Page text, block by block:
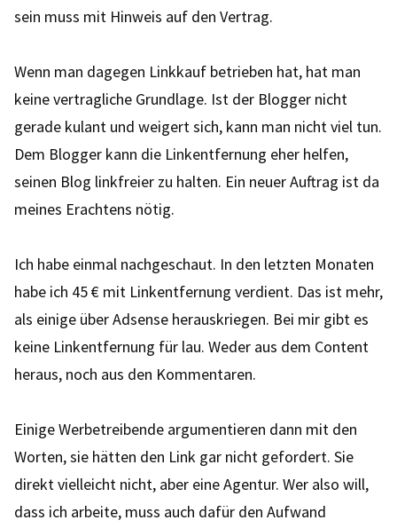
sein muss mit Hinweis auf den Vertrag.
Wenn man dagegen Linkkauf betrieben hat, hat man
keine vertragliche Grundlage. Ist der Blogger nicht
gerade kulant und weigert sich, kann man nicht viel tun.
Dem Blogger kann die Linkentfernung eher helfen,
seinen Blog linkfreier zu halten. Ein neuer Auftrag ist da
meines Erachtens nötig.
Ich habe einmal nachgeschaut. In den letzten Monaten
habe ich 45 € mit Linkentfernung verdient. Das ist mehr,
als einige über Adsense herauskriegen. Bei mir gibt es
keine Linkentfernung für lau. Weder aus dem Content
heraus, noch aus den Kommentaren.
Einige Werbetreibende argumentieren dann mit den
Worten, sie hätten den Link gar nicht gefordert. Sie
direkt vielleicht nicht, aber eine Agentur. Wer also will,
dass ich arbeite, muss auch dafür den Aufwand